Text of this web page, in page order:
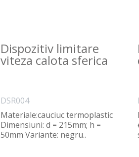
Dispozitiv limitare
viteza calota sferica
DSR004
Materiale:cauciuc termoplastic
Dimensiuni: d = 215mm; h =
50mm Variante: negru..